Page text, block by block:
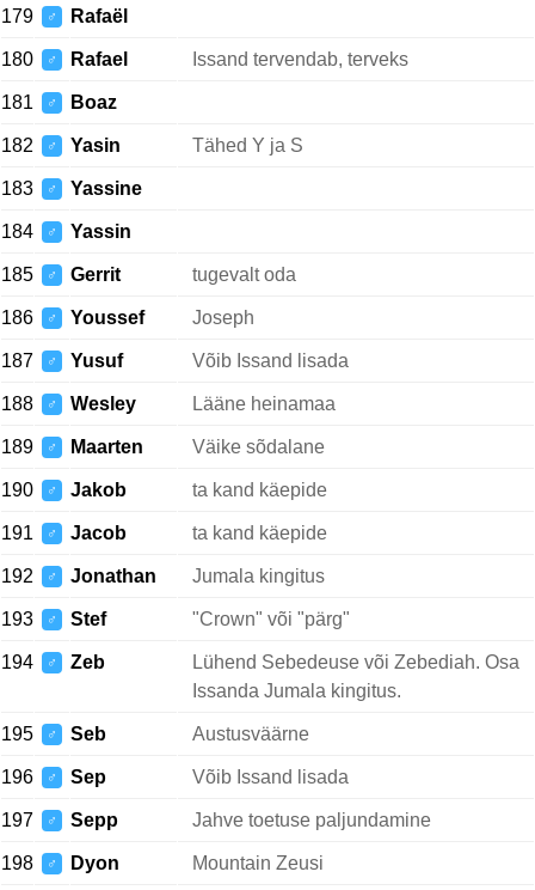
179 ♂ Rafaël
180 ♂ Rafael Issand tervendab, terveks
181 ♂ Boaz
182 ♂ Yasin Tähed Y ja S
183 ♂ Yassine
184 ♂ Yassin
185 ♂ Gerrit tugevalt oda
186 ♂ Youssef Joseph
187 ♂ Yusuf Võib Issand lisada
188 ♂ Wesley Lääne heinamaa
189 ♂ Maarten Väike sõdalane
190 ♂ Jakob ta kand käepide
191 ♂ Jacob ta kand käepide
192 ♂ Jonathan Jumala kingitus
193 ♂ Stef "Crown" või "pärg"
194 ♂ Zeb
Lühend Sebedeuse või Zebediah. Osa
Issanda Jumala kingitus.
195 ♂ Seb Austusväärne
196 ♂ Sep Võib Issand lisada
197 ♂ Sepp Jahve toetuse paljundamine
198 ♂ Dyon Mountain Zeusi